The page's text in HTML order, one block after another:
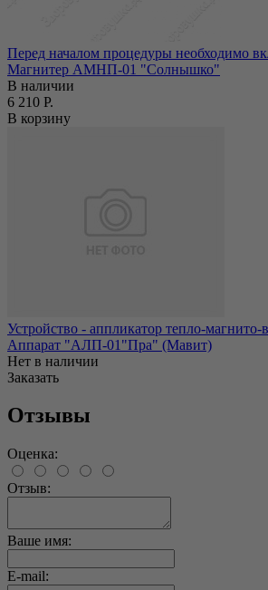
Перед началом процедуры необходимо
Магнитер АМНП-01 "Солнышко"
В наличии
6 210 Р.
В корзину
Устройство - аппликатор тепло-
Аппарат "АЛП-01"Пра" (Мавит)
Нет в наличии
Заказать
Отзывы
Оценка:
Отзыв:
Ваше имя:
E-mail: